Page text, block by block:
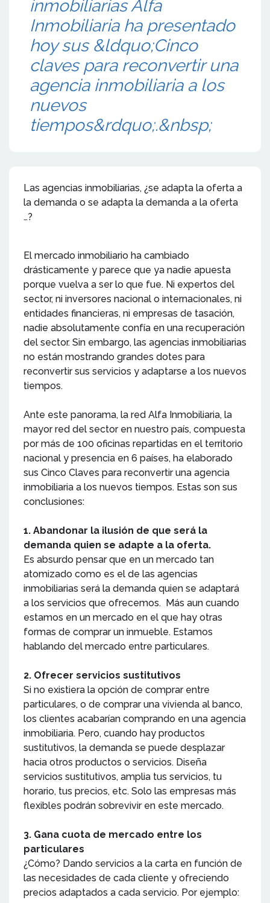
inmobiliarias Alfa
Inmobiliaria ha presentado
hoy sus &ldquo;Cinco
claves para reconvertir una
agencia inmobiliaria a los
nuevos
tiempos&rdquo;.&nbsp;
Las agencias inmobiliarias, ¿se adapta la oferta a
la demanda o se adapta la demanda a la oferta
…?
El mercado inmobiliario ha cambiado
drásticamente y parece que ya nadie apuesta
porque vuelva a ser lo que fue. Ni expertos del
sector, ni inversores nacional o internacionales, ni
entidades financieras, ni empresas de tasación,
nadie absolutamente confía en una recuperación
del sector. Sin embargo, las agencias inmobiliarias
no están mostrando grandes dotes para
reconvertir sus servicios y adaptarse a los nuevos
tiempos.
Ante este panorama, la red Alfa Inmobiliaria, la
mayor red del sector en nuestro país, compuesta
por más de 100 oficinas repartidas en el territorio
nacional y presencia en 6 países, ha elaborado
sus Cinco Claves para reconvertir una agencia
inmobiliaria a los nuevos tiempos. Estas son sus
conclusiones:
1. Abandonar la ilusión de que será la
demanda quien se adapte a la oferta.
Es absurdo pensar que en un mercado tan
atomizado como es el de las agencias
inmobiliarias será la demanda quien se adaptará
a los servicios que ofrecemos. Más aun cuando
estamos en un mercado en el que hay otras
formas de comprar un inmueble. Estamos
hablando del mercado entre particulares.
2. Ofrecer servicios sustitutivos
Si no existiera la opción de comprar entre
particulares, o de comprar una vivienda al banco,
los clientes acabarían comprando en una agencia
inmobiliaria. Pero, cuando hay productos
sustitutivos, la demanda se puede desplazar
hacia otros productos o servicios. Diseña
servicios sustitutivos, amplia tus servicios, tu
horario, tus precios, etc. Solo las empresas más
flexibles podrán sobrevivir en este mercado.
3. Gana cuota de mercado entre los
particulares
¿Cómo? Dando servicios a la carta en función de
las necesidades de cada cliente y ofreciendo
precios adaptados a cada servicio. Por ejemplo: